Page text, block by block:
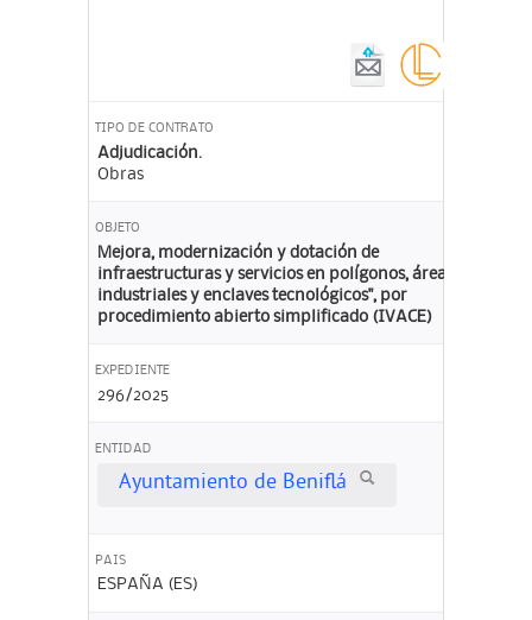
TIPO DE CONTRATO
Adjudicación.
Obras
OBJETO
Mejora, modernización y dotación de
infraestructuras y servicios en polígonos, áreas
industriales y enclaves tecnológicos", por
procedimiento abierto simplificado (IVACE)
EXPEDIENTE
296/2025
ENTIDAD
Ayuntamiento de Beniflá
PAIS
ESPAÑA (ES)